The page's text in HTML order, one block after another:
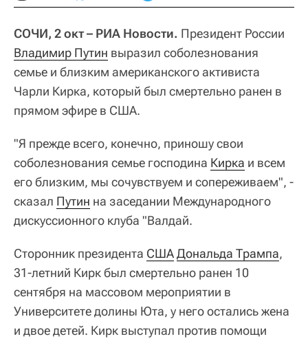
СОЧИ, 2 окт – РИА Новости. Президент России
Владимир Путин выразил соболезнования
семье и близким американского активиста
Чарли Кирка, который был смертельно ранен в
прямом эфире в США.
"Я прежде всего, конечно, приношу свои
соболезнования семье господина Кирка и всем
его близким, мы сочувствуем и сопереживаем", -
сказал Путин на заседании Международного
дискуссионного клуба "Валдай.
Сторонник президента СШАДональда Трампа,
31-летний Кирк был смертельно ранен 10
сентября на массовом мероприятии в
Университете долины Юта, у него остались жена
и двое детей. Кирк выступал против помощи